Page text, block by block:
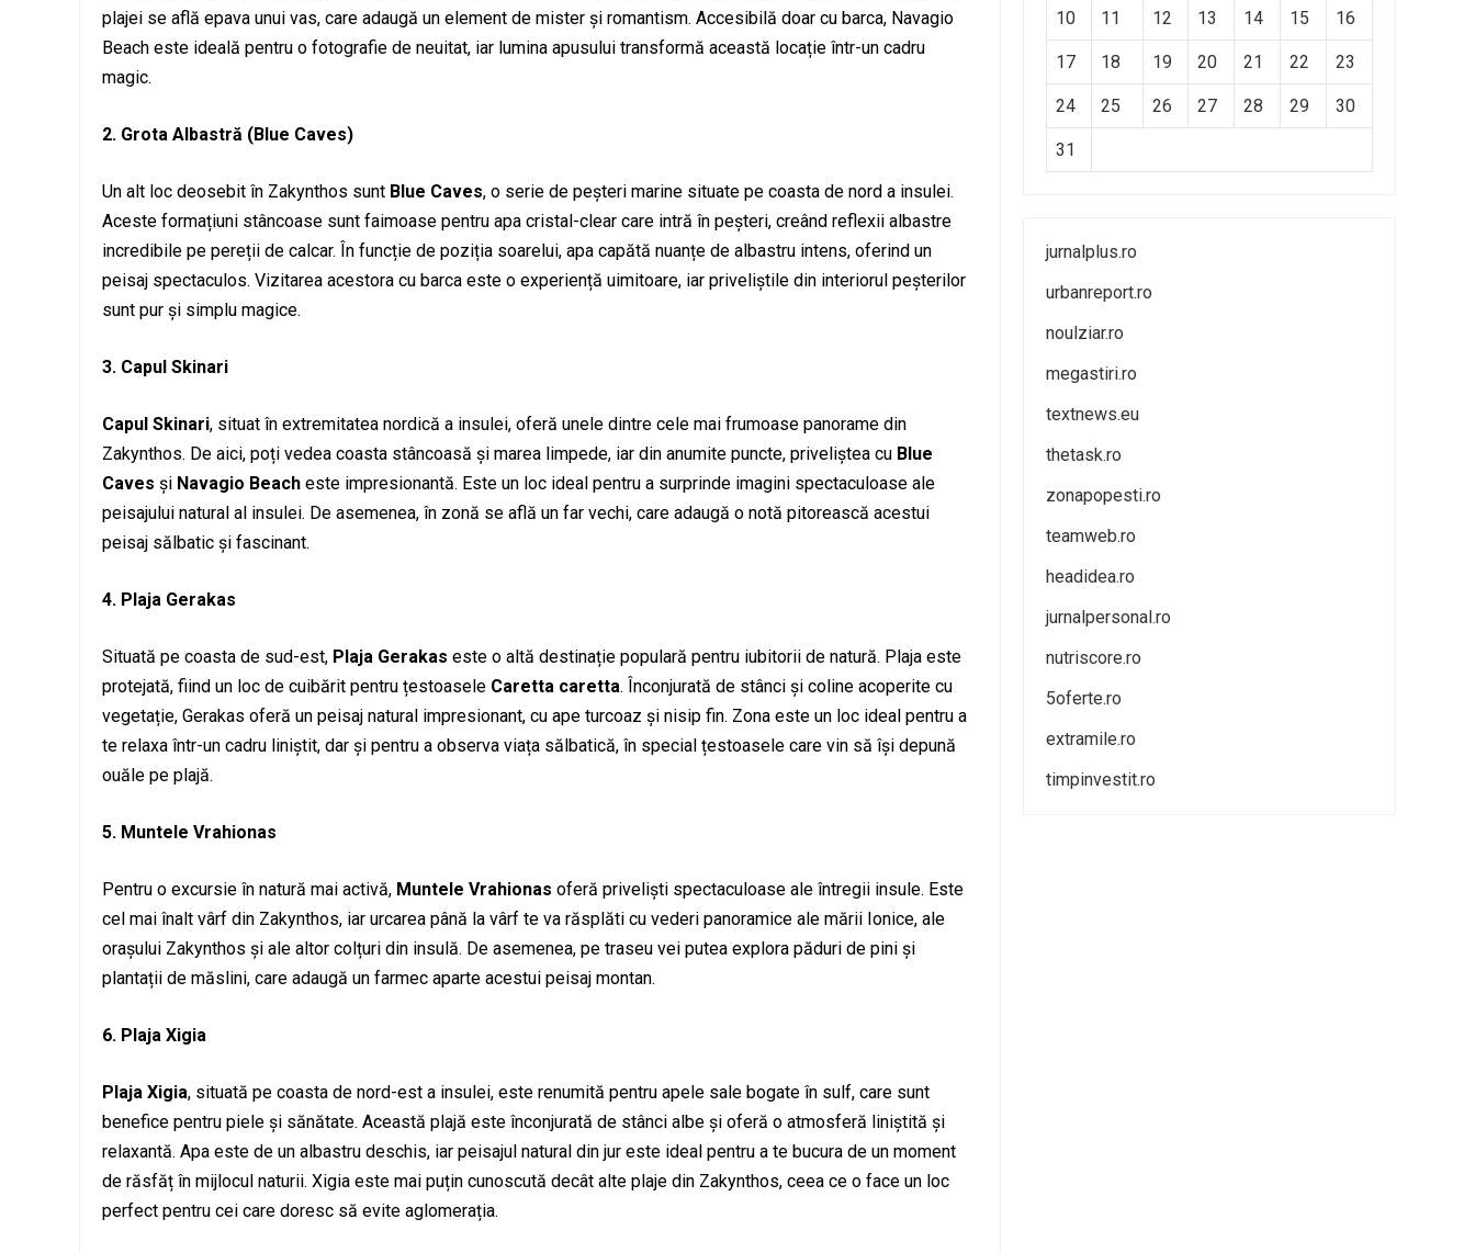
plajei se află epava unui vas, care adaugă un element de mister și romantism. Accesibilă doar cu barca, Navagio
Beach este ideală pentru o fotografie de neuitat, iar lumina apusului transformă această locație într-un cadru
magic.
2. Grota Albastră (Blue Caves)
Un alt loc deosebit în Zakynthos sunt Blue Caves, o serie de peșteri marine situate pe coasta de nord a insulei.
Aceste formațiuni stâncoase sunt faimoase pentru apa cristal-clear care intră în peșteri, creând reflexii albastre
incredibile pe pereții de calcar. În funcție de poziția soarelui, apa capătă nuanțe de albastru intens, oferind un
peisaj spectaculos. Vizitarea acestora cu barca este o experiență uimitoare, iar priveliștile din interiorul peșterilor
sunt pur și simplu magice.
3. Capul Skinari
Capul Skinari, situat în extremitatea nordică a insulei, oferă unele dintre cele mai frumoase panorame din
Zakynthos. De aici, poți vedea coasta stâncoasă și marea limpede, iar din anumite puncte, priveliștea cu Blue
Caves și Navagio Beach este impresionantă. Este un loc ideal pentru a surprinde imagini spectaculoase ale
peisajului natural al insulei. De asemenea, în zonă se află un far vechi, care adaugă o notă pitorească acestui
peisaj sălbatic și fascinant.
4. Plaja Gerakas
Situată pe coasta de sud-est, Plaja Gerakas este o altă destinație populară pentru iubitorii de natură. Plaja este
protejată, fiind un loc de cuibărit pentru țestoasele Caretta caretta. Înconjurată de stânci și coline acoperite cu
vegetație, Gerakas oferă un peisaj natural impresionant, cu ape turcoaz și nisip fin. Zona este un loc ideal pentru a
te relaxa într-un cadru liniștit, dar și pentru a observa viața sălbatică, în special țestoasele care vin să își depună
ouăle pe plajă.
5. Muntele Vrahionas
Pentru o excursie în natură mai activă, Muntele Vrahionas oferă priveliști spectaculoase ale întregii insule. Este
cel mai înalt vârf din Zakynthos, iar urcarea până la vârf te va răsplăti cu vederi panoramice ale mării Ionice, ale
orașului Zakynthos și ale altor colțuri din insulă. De asemenea, pe traseu vei putea explora păduri de pini și
plantații de măslini, care adaugă un farmec aparte acestui peisaj montan.
6. Plaja Xigia
Plaja Xigia, situată pe coasta de nord-est a insulei, este renumită pentru apele sale bogate în sulf, care sunt
benefice pentru piele și sănătate. Această plajă este înconjurată de stânci albe și oferă o atmosferă liniștită și
relaxantă. Apa este de un albastru deschis, iar peisajul natural din jur este ideal pentru a te bucura de un moment
de răsfăț în mijlocul naturii. Xigia este mai puțin cunoscută decât alte plaje din Zakynthos, ceea ce o face un loc
perfect pentru cei care doresc să evite aglomerația.
10 11 12 13 14 15 16
17 18 19 20 21 22 23
24 25 26 27 28 29 30
31
jurnalplus.ro
urbanreport.ro
noulziar.ro
megastiri.ro
textnews.eu
thetask.ro
zonapopesti.ro
teamweb.ro
headidea.ro
jurnalpersonal.ro
nutriscore.ro
5oferte.ro
extramile.ro
timpinvestit.ro